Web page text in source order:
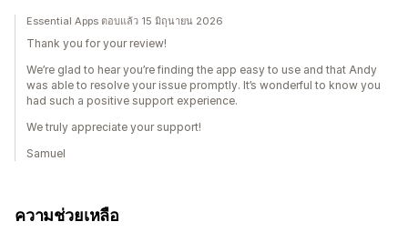
Essential Apps ตอบแล้ว 15 มิถุนายน 2026
Thank you for your review!
We’re glad to hear you’re finding the app easy to use and that Andy
was able to resolve your issue promptly. It’s wonderful to know you
had such a positive support experience.
We truly appreciate your support!
Samuel
ความช่วยเหลือ